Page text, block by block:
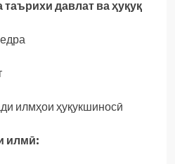
давлат ва ҳуқуқ
илмҳои ҳуқукшиносӣ
илмӣ: